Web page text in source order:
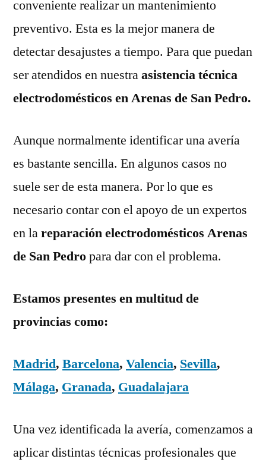
conveniente realizar un mantenimiento
preventivo. Esta es la mejor manera de
detectar desajustes a tiempo. Para que puedan
ser atendidos en nuestraasistencia técnica
electrodomésticos en Arenas de San Pedro.
Aunque normalmente identificar una avería
es bastante sencilla. En algunos casos no
suele ser de esta manera. Por lo que es
necesario contar con el apoyo de un expertos
en lareparación electrodomésticos Arenas
de San Pedropara dar con el problema.
Estamos presentes en multitud de
provincias como:
Madrid, Barcelona, Valencia, Sevilla,
Málaga, Granada, Guadalajara
Una vez identificada la avería, comenzamos a
aplicar distintas técnicas profesionales que